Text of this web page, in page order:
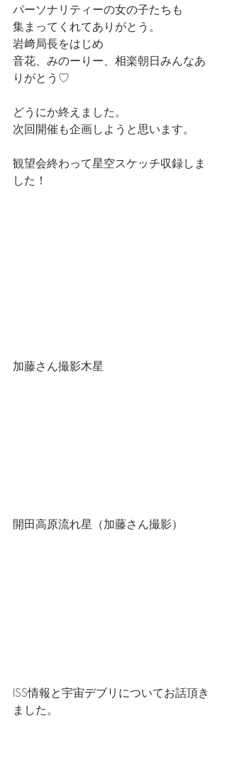
パーソナリティーの女の子たちも
集まってくれてありがとう。
岩﨑局長をはじめ
音花、みのーりー、相楽朝日みんなあ
りがとう♡
どうにか終えました。
次回開催も企画しようと思います。
観望会終わって星空スケッチ収録しま
した！
加藤さん撮影木星
開田高原流れ星（加藤さん撮影）
ISS情報と宇宙デブリについてお話頂き
ました。